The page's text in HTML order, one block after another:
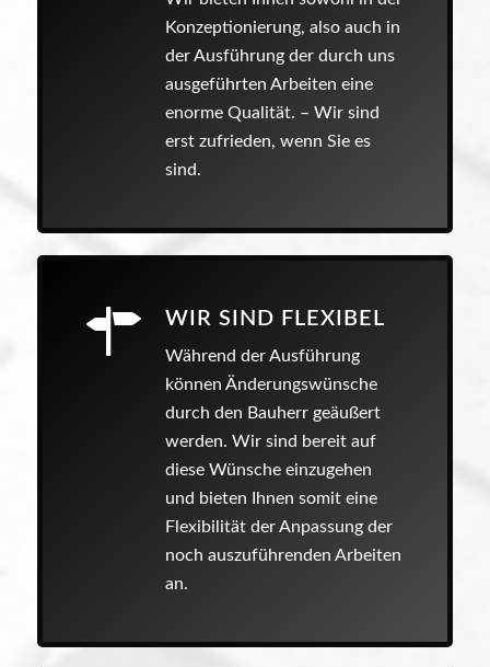
Konzeptionierung, also auch in
der Ausführung der durch uns
ausgeführten Arbeiten eine
enorme Qualität. – Wir sind
erst zufrieden, wenn Sie es
sind.
WIR SIND FLEXIBEL
Während der Ausführung
können Änderungswünsche
durch den Bauherr geäußert
werden. Wir sind bereit auf
diese Wünsche einzugehen
und bieten Ihnen somit eine
Flexibilität der Anpassung der
noch auszuführenden Arbeiten
an.